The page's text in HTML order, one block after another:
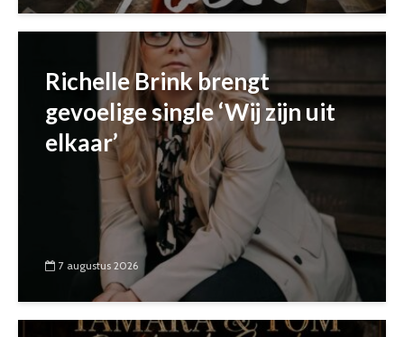
Richelle Brink brengt
gevoelige single ‘Wij zijn uit
elkaar’
7 augustus 2026